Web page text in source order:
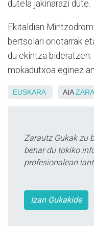
dutela jakinarazi dute.
Ekitaldian
bertsolari oriotarrak
du ekintza bideratzen.
mokadutxoa eginez
EUSKARA AIA
Zarautz Gukak zu
behar du tokiko
profesionalean
Izan Gukakide